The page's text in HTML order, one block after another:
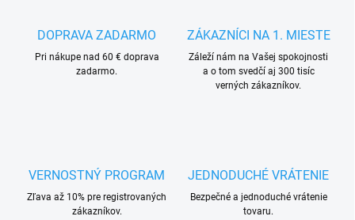
DOPRAVA ZADARMO
Pri nákupe nad 60 € doprava
zadarmo.
ZÁKAZNÍCI NA 1. MIESTE
Záleží nám na Vašej spokojnosti
a o tom svedčí aj 300 tisíc
verných zákazníkov.
VERNOSTNÝ PROGRAM
Zľava až 10% pre registrovaných
zákazníkov.
JEDNODUCHÉ VRÁTENIE
Bezpečné a jednoduché vrátenie
tovaru.